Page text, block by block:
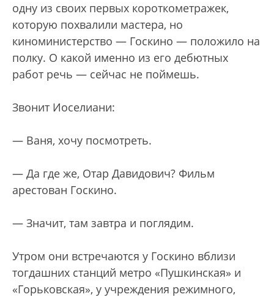
одну из своих первых короткометражек,
которую похвалили мастера, но
киноминистерство — Госкино — положило на
полку. О какой именно из его дебютных
работ речь — сейчас не поймешь.
Звонит Иоселиани:
— Ваня, хочу посмотреть.
— Да где же, Отар Давидович? Фильм
арестован Госкино.
— Значит, там завтра и поглядим.
Утром они встречаются у Госкино вблизи
тогдашних станций метро «Пушкинская» и
«Горьковская», у учреждения режимного,